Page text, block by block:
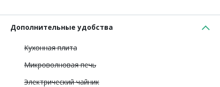
Дополнительные удобства
Кухонная плита
Микроволновая печь
Электрический чайник